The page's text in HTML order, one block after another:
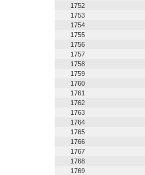
1752
1753
1754
1755
1756
1757
1758
1759
1760
1761
1762
1763
1764
1765
1766
1767
1768
1769